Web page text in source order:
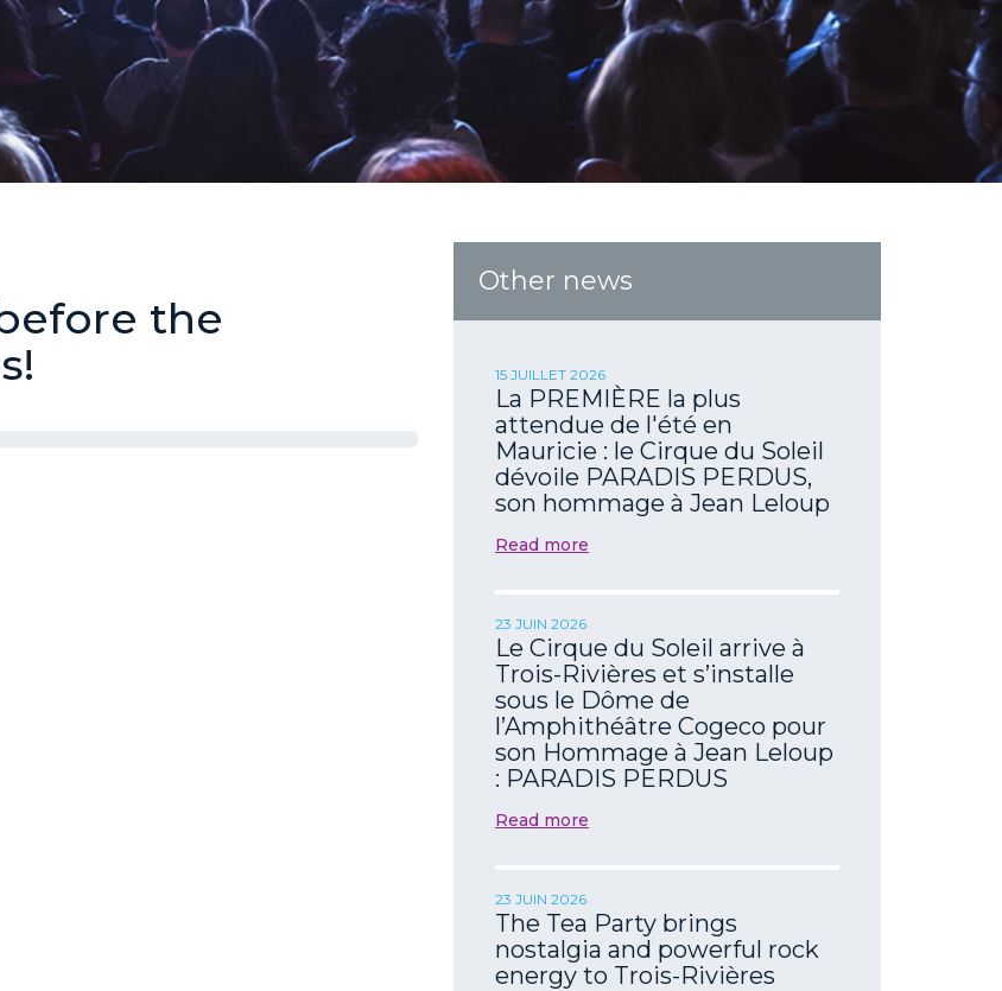
the
Other news
15 JUILLET 2026
La PREMIÈRE la plus
attendue de l'été en
Mauricie : le Cirque du Soleil
dévoile PARADIS PERDUS,
son hommage à Jean Leloup
Read more
23 JUIN 2026
Le Cirque du Soleil arrive à
Trois-Rivières et s’installe
sous le Dôme de
l’Amphithéâtre Cogeco pour
son Hommage à Jean Leloup
: PARADIS PERDUS
Read more
23 JUIN 2026
The Tea Party brings
nostalgia and powerful rock
energy to Trois-Rivières